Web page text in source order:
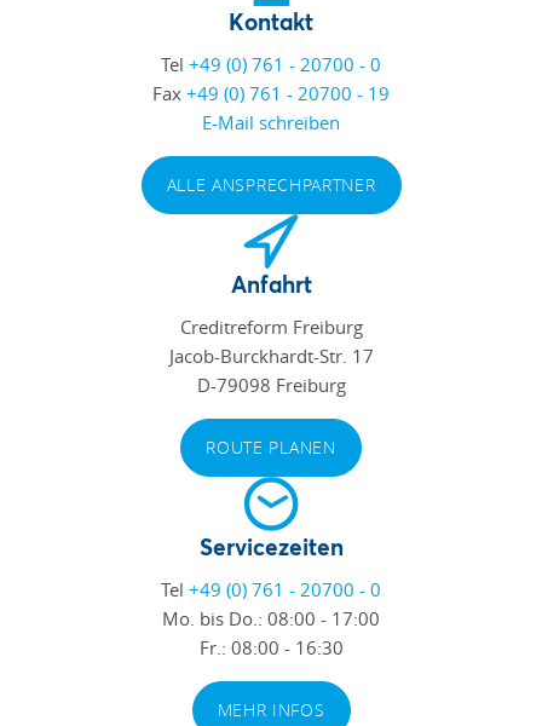
Kontakt
Tel +49 (0) 761 - 20700 - 0
Fax +49 (0) 761 - 20700 - 19
E-Mail schreiben
ALLE ANSPRECHPARTNER
Anfahrt
Creditreform Freiburg
Jacob-Burckhardt-Str. 17
D-79098 Freiburg
ROUTE PLANEN
Servicezeiten
Tel +49 (0) 761 - 20700 - 0
Mo. bis Do.: 08:00 - 17:00
Fr.: 08:00 - 16:30
MEHR INFOS